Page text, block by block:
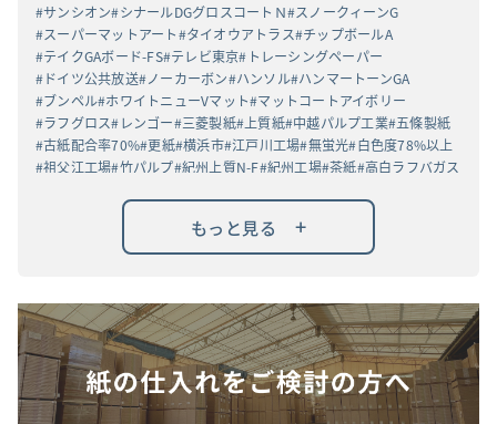
サンシオン シナールDGグロスコートＮ
スノークィーンG
スーパーマットアート タイオウアトラス チップボールA
テイクGAボード-FS テレビ東京
トレーシングペーパー
ドイツ公共放送 ノーカーボン ハンソル ハンマートーンGA
ブンペル ホワイトニューVマット マットコートアイボリー
ラフグロス レンゴー 三菱製紙 上質紙 中越パルプ工業 五條製紙
古紙配合率70% 更紙 横浜市 江戸川工場 無蛍光 白色度78%以上
祖父江工場 竹パルプ 紀州上質N-F 紀州工場 茶紙 高白ラフバガス
もっと見る +